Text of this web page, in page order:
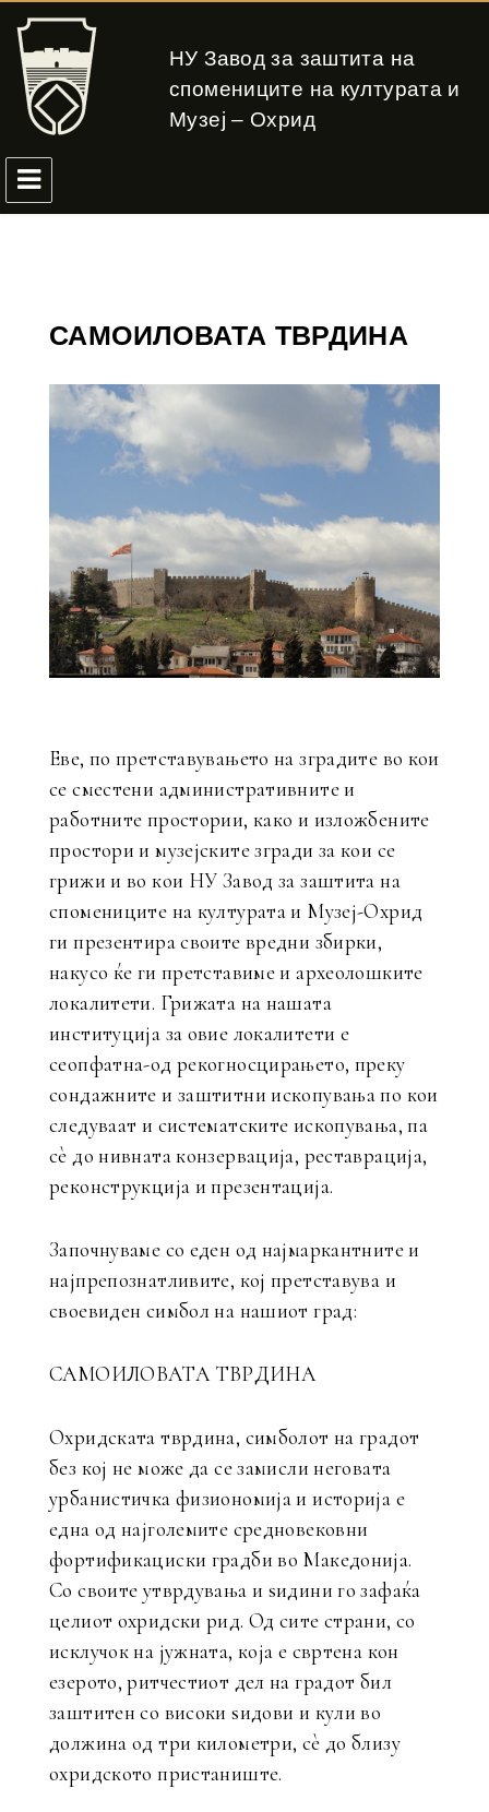
НУ Завод за заштита на
спомениците на културата и
Музеј – Охрид
САМОИЛОВАТА ТВРДИНА
Еве, по претставувањето на зградите во кои
се сместени административните и
работните простории, како и изложбените
простори и музејските згради за кои се
грижи и во кои НУ Завод за заштита на
спомениците на културата и Музеј-Охрид
ги презентира своите вредни збирки,
накусо ќе ги претставиме и археолошките
локалитети. Грижата на нашата
институција за овие локалитети е
сеопфатна-од рекогносцирањето, преку
сондажните и заштитни ископувања по кои
следуваат и систематските ископувања, па
сѐ до нивната конзервација, реставрација,
реконструкција и презентација.
Започнуваме со еден од најмаркантните и
најпрепознатливите, кој претставува и
своевиден симбол на нашиот град:
САМОИЛОВАТА ТВРДИНА
Охридската тврдина, симболот на градот
без кој не може да се замисли неговата
урбанистичка физиономија и историја е
една од најголемите средновековни
фортификациски градби во Македонија.
Со своите утврдувања и ѕидини го зафаќа
целиот охридски рид. Од сите страни, со
исклучок на јужната, која е свртена кон
езерото, ритчестиот дел на градот бил
заштитен со високи ѕидови и кули во
должина од три километри, сè до близу
охридското пристаниште.